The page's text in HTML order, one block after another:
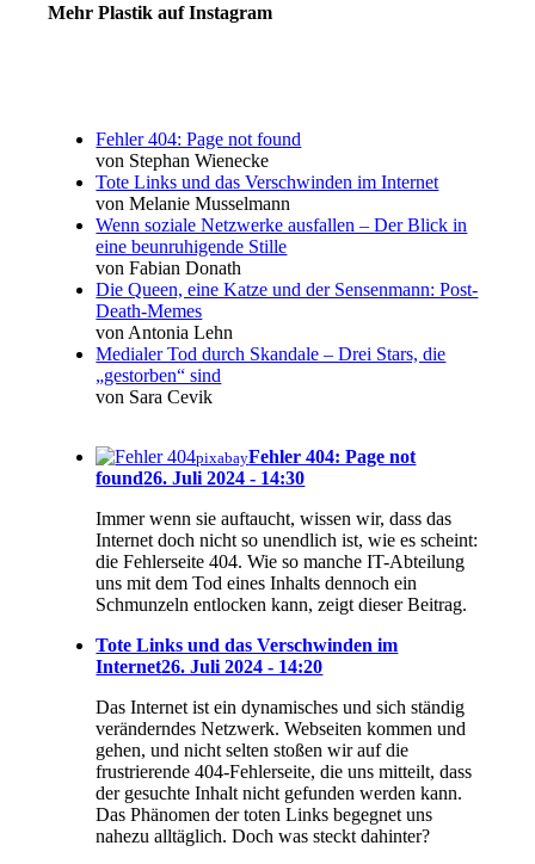
Mehr Plastik auf Instagram
Fehler 404: Page not found
von Stephan Wienecke
Tote Links und das Verschwinden im Internet
von Melanie Musselmann
Wenn soziale Netzwerke ausfallen – Der Blick in
eine beunruhigende Stille
von Fabian Donath
Die Queen, eine Katze und der Sensenmann: Post-
Death-Memes
von Antonia Lehn
Medialer Tod durch Skandale – Drei Stars, die
„gestorben“ sind
von Sara Cevik
pixabayFehler 404: Page not
found26. Juli 2024 - 14:30
Immer wenn sie auftaucht, wissen wir, dass das
Internet doch nicht so unendlich ist, wie es scheint:
die Fehlerseite 404. Wie so manche IT-Abteilung
uns mit dem Tod eines Inhalts dennoch ein
Schmunzeln entlocken kann, zeigt dieser Beitrag.
Tote Links und das Verschwinden im
Internet26. Juli 2024 - 14:20
Das Internet ist ein dynamisches und sich ständig
veränderndes Netzwerk. Webseiten kommen und
gehen, und nicht selten stoßen wir auf die
frustrierende 404-Fehlerseite, die uns mitteilt, dass
der gesuchte Inhalt nicht gefunden werden kann.
Das Phänomen der toten Links begegnet uns
nahezu alltäglich. Doch was steckt dahinter?